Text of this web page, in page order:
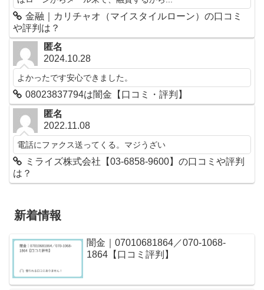
金融｜カリチャオ（マイスタイルローン）の口コミ
や評判は？
匿名
2024.10.28
よかったです安心できました。
08023837794は闇金【口コミ・評判】
匿名
2022.11.08
電話にファクス送ってくる。マジうざい
ミライズ株式会社【03-6858-9600】の口コミや評判
は？
新着情報
闇金｜07010681864／070-1068-
1864【口コミ評判】